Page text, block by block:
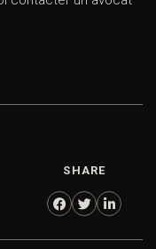
SHARE